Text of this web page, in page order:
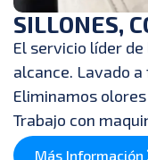
SILLONES,
El servicio líder
alcance. Lavado
Eliminamos
Trabajo con
Más Información